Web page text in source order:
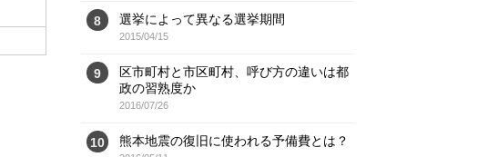
8 選挙によって異なる選挙期間
2015/04/15
9
区市町村と市区町村、呼び方の違いは都
政の習熟度か
2016/07/26
10 熊本地震の復旧に使われる予備費とは？